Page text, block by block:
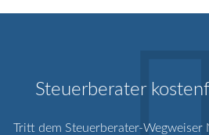
Steuerberater
Tritt dem Steuerberater-Wegweiser